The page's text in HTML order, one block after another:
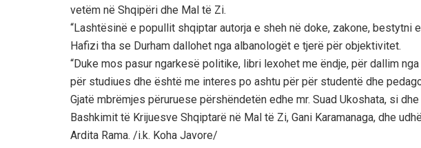
vetëm në Shqipëri dhe Mal të Zi.
“Lashtësinë e popullit shqiptar autorja e sheh në doke, zakone, bestytni
Hafizi tha se Durham dallohet nga albanologët e tjerë për objektivitet.
“Duke mos pasur ngarkesë politike, libri lexohet me ëndje, për dallim
për studiues dhe është me interes po ashtu për për studentë dhe
Gjatë mbrëmjes përuruese përshëndetën edhe mr. Suad Ukoshata, si
Bashkimit të Krijuesve Shqiptarë në Mal të Zi, Gani Karamanaga, dhe
Ardita Rama. /i.k. Koha Javore/